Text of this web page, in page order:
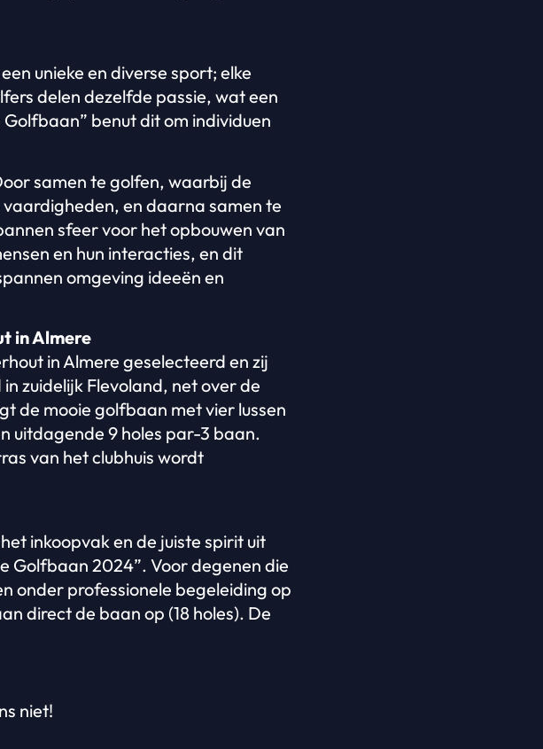
unieke en diverse sport; elke
delen dezelfde passie, wat een
benut dit om individuen
samen te golfen, waarbij de
en daarna samen te
sfeer voor het opbouwen van
en hun interacties, en dit
omgeving ideeën en
in Almere
in Almere geselecteerd en zij
zuidelijk Flevoland, net over de
de mooie golfbaan met vier lussen
uitdagende 9 holes par-3 baan.
van het clubhuis wordt
inkoopvak en de juiste spirit uit
Golfbaan 2024”. Voor degenen die
onder professionele begeleiding op
direct de baan op (18 holes). De
niet!